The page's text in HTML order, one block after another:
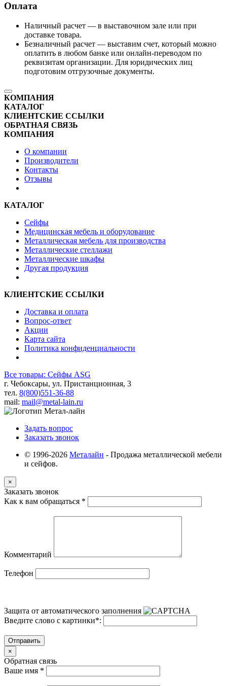
Оплата
Наличный расчет — в выставочном зале или при
доставке товара.
Безналичный расчет — выставим счет, который можно
оплатить в любом банке или онлайн-переводом по
реквизитам организации. Для юридических лиц
подготовим отгрузочные документы.
КОМПАНИЯ
КАТАЛОГ
КЛИЕНТСКИЕ ССЫЛКИ
ОБРАТНАЯ СВЯЗЬ
КОМПАНИЯ
О компании
Производители
Контакты
Отзывы
КАТАЛОГ
Сейфы
Медицинская мебель и оборудование
Металлическая мебель для производства
Металлические стеллажи
Металлические шкафы
Другая продукция
КЛИЕНТСКИЕ ССЫЛКИ
Доставка и оплата
Вопрос-ответ
Акции
Карта сайта
Политика конфиденциальности
Все товары: Сейфы ASG
г. Чебоксары, ул. Пристанционная, 3
тел. 8(800)551-36-88
mail: mail@metal-lain.ru
Задать вопрос
Заказать звонок
© 1996-2026 Металайн - Продажа металлической мебели
и сейфов.
×
Заказать звонок
Как к вам обращаться *
Комментарий
Телефон
Защита от автоматического заполнения
Введите слово с картинки*:
Отправить
×
Обратная связь
Ваше имя *